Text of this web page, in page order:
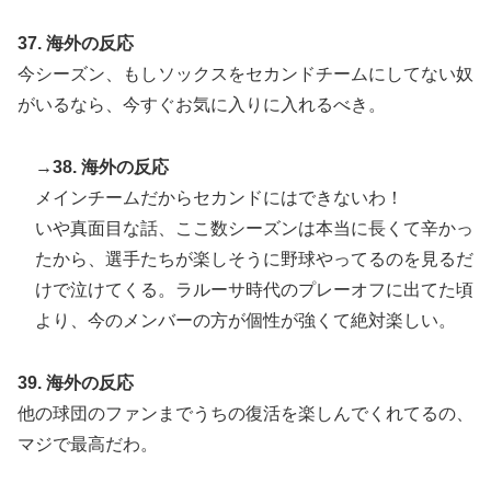
37. 海外の反応
今シーズン、もしソックスをセカンドチームにしてない奴
がいるなら、今すぐお気に入りに入れるべき。
→38. 海外の反応
メインチームだからセカンドにはできないわ！
いや真面目な話、ここ数シーズンは本当に長くて辛かっ
たから、選手たちが楽しそうに野球やってるのを見るだ
けで泣けてくる。ラルーサ時代のプレーオフに出てた頃
より、今のメンバーの方が個性が強くて絶対楽しい。
39. 海外の反応
他の球団のファンまでうちの復活を楽しんでくれてるの、
マジで最高だわ。